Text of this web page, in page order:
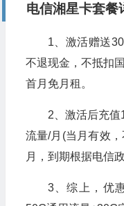
电信湘星卡套餐
1、激活赠送
不退现金，不抵扣
首月免月租。
2、激活后充
流量/月(当月有效
月，到期根据电信
3、综上，优